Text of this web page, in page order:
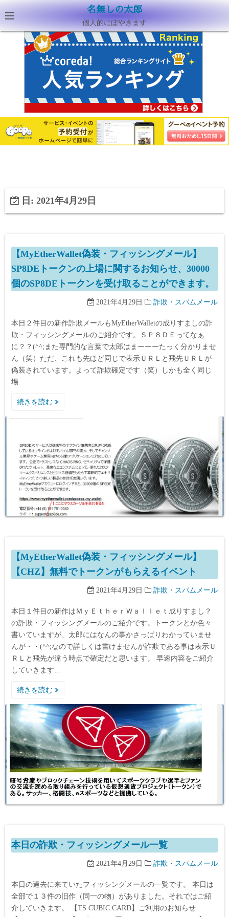
名無しの太郎
個人的にぼやきます
日: 2021年4月29日
【MyEtherWallet偽装・フィッシングメール】
SP8DEトークンの上場に関するお知らせ、30000
個のSP8DEトークンを受け取ることができます。
2021年4月29日 詐欺・スパムメール
本日２件目の新作詐欺メールもMyEtherWalletの成りすましの詐
欺・フィッシングメールのご紹介です。ＳＰ８ＤＥってなぁ
に？？(^^;また専門的な言葉で太郎はまーーーたっく分かりませ
ん（笑）ただ、これも先ほど同じで表示ＵＲＬと飛先ＵＲＬが
偽装されています。よって詐欺確定です（笑）しかも全く同じ
場…
続きを読む
【MyEtherWallet偽装・フィッシングメール】
【CHZ】無料でトークンがもらえるイベント
2021年4月29日 詐欺・スパムメール
本日１件目の新作はＭｙＥｔｈｅｒＷａｌｌｅｔ成りすまし？
の詐欺・フィッシングメールのご紹介です。トークンとか色々
書いていますが、太郎にはなんの事かさっぱりわかっていませ
んが・・(^^;なので詳しくは書けませんが詐欺である事は表示Ｕ
ＲＬと飛先が違う時点で確定だと思います。 早速内容をご紹介
していきます…
続きを読む
本日の詐欺・フィッシングメール一覧
2021年4月29日 詐欺・スパムメール
本日の過去に来ていたフィッシングメールの一覧です。 本日は
全部で１３件の旧作（同一の物）がありました。それではご紹
介していきます。 【TS CUBIC CARD】ご利用のお知らせ